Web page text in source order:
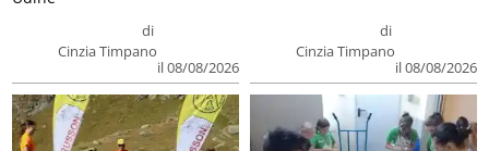
di
Cinzia Timpano
il 08/08/2026
di
Cinzia Timpano
il 08/08/2026